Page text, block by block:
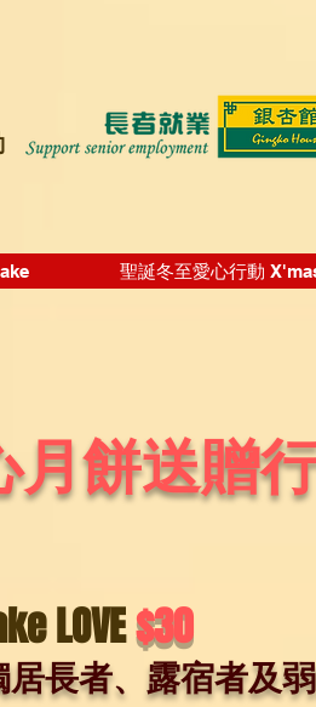
聖誕冬至愛心行動
月餅送贈
LOVE$30
居長者、露宿者及